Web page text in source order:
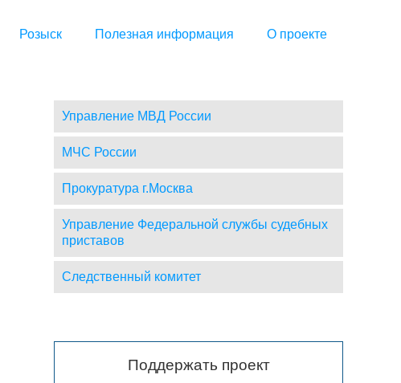
Розыск Полезная информация О проекте
Управление МВД России
МЧС России
Прокуратура г.Москва
Управление Федеральной службы судебных
приставов
Следственный комитет
Поддержать проект